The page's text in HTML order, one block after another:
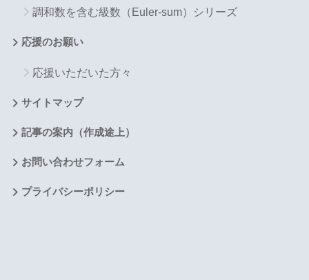
調和数を含む級数（Euler-sum）シリーズ
応援のお願い
応援いただいた方々
サイトマップ
記事の案内（作成途上）
お問い合わせフォーム
プライバシーポリシー